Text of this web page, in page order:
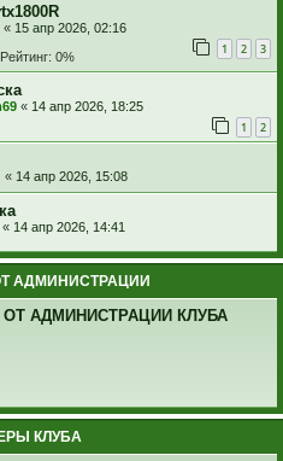
« 15 апр 2026, 02:16
1 2 3
Рейтинг: 0%
« 14 апр 2026, 18:25
1 2
« 14 апр 2026, 15:08
« 14 апр 2026, 14:41
АДМИНИСТРАЦИИ
АДМИНИСТРАЦИИ КЛУБА
КЛУБА